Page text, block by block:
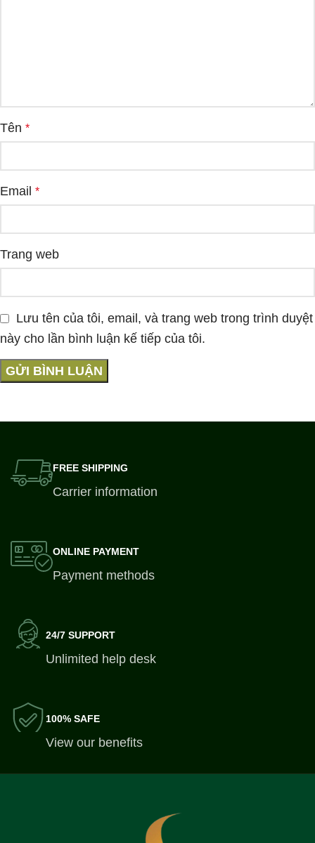
Tên *
Email *
Trang web
Lưu tên của tôi, email, và trang web trong trình duyệt
này cho lần bình luận kế tiếp của tôi.
FREE SHIPPING
Carrier information
ONLINE PAYMENT
Payment methods
24/7 SUPPORT
Unlimited help desk
100% SAFE
View our benefits